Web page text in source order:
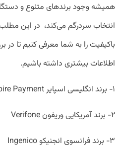
همیشه وجود برندهای متنوع و
انتخاب سردرگم می‌کند، در این
باکیفیت را به شما معرفی کنیم تا در
اطلاعات بیشتری داشته باشیم.
۱- برند انگلیسی اسپایر Spire Payment
۲- برند آمریکایی وریفون Verifone
۳- برند فرانسوی انجنیکو Ingenico